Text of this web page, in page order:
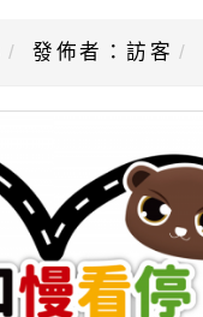
發佈者：訪客